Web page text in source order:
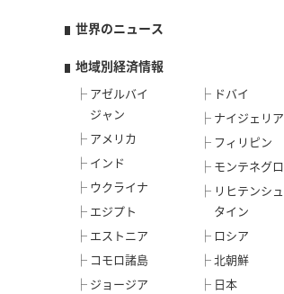
世界のニュース
地域別経済情報
アゼルバイ
ジャン
アメリカ
インド
ウクライナ
エジプト
エストニア
コモロ諸島
ジョージア
ドバイ
ナイジェリア
フィリピン
モンテネグロ
リヒテンシュ
タイン
ロシア
北朝鮮
日本